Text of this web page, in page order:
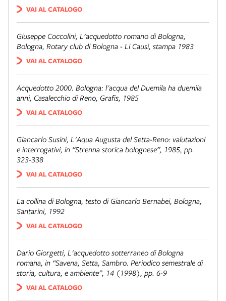
VAI AL CATALOGO
Giuseppe Coccolini, L'acquedotto romano di Bologna,
Bologna, Rotary club di Bologna - Li Causi, stampa 1983
VAI AL CATALOGO
Acquedotto 2000. Bologna: l'acqua del Duemila ha duemila
anni, Casalecchio di Reno, Grafis, 1985
VAI AL CATALOGO
Giancarlo Susini, L'Aqua Augusta del Setta-Reno: valutazioni
e interrogativi, in “Strenna storica bolognese”, 1985, pp.
323-338
VAI AL CATALOGO
La collina di Bologna, testo di Giancarlo Bernabei, Bologna,
Santarini, 1992
VAI AL CATALOGO
Dario Giorgetti, L'acquedotto sotterraneo di Bologna
romana, in “Savena, Setta, Sambro. Periodico semestrale di
storia, cultura, e ambiente”, 14 (1998), pp. 6-9
VAI AL CATALOGO